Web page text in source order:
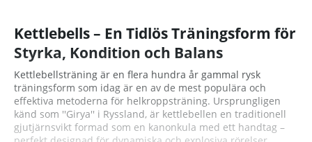
Kettlebells – En Tidlös Träningsform för
Styrka, Kondition och Balans
Kettlebellsträning är en flera hundra år gammal rysk
träningsform som idag är en av de mest populära och
effektiva metoderna för helkroppsträning. Ursprungligen
känd som ''Girya'' i Ryssland, är kettlebellen en traditionell
gjutjärnsvikt formad som en kanonkula med ett handtag –